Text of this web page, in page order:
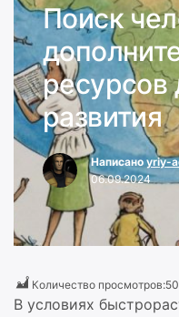
Поиск
ресурсов
развития
Написано yriy-
06.09.2024
Количество просмотров:
В условиях